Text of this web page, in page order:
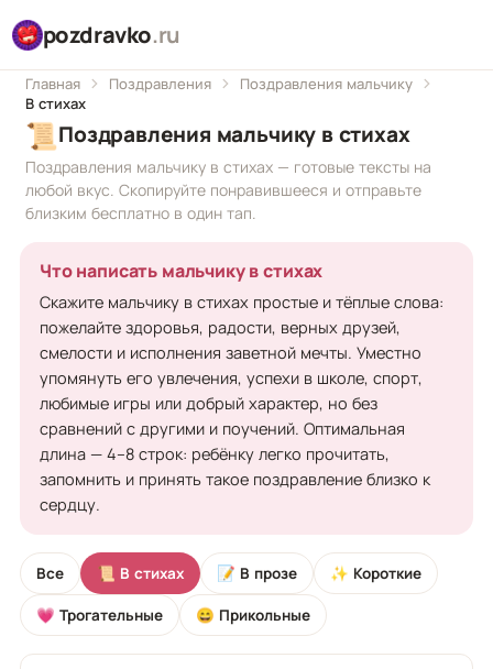
pozdravko.ru
Главная Поздравления
Поздравления мальчику
В стихах
📜Поздравления мальчику в стихах
Поздравления мальчику в стихах — готовые тексты на
любой вкус. Скопируйте понравившееся и отправьте
близким бесплатно в один тап.
Что написать мальчику в стихах
Скажите мальчику в стихах простые и тёплые слова:
пожелайте здоровья, радости, верных друзей,
смелости и исполнения заветной мечты. Уместно
упомянуть его увлечения, успехи в школе, спорт,
любимые игры или добрый характер, но без
сравнений с другими и поучений. Оптимальная
длина — 4–8 строк: ребёнку легко прочитать,
запомнить и принять такое поздравление близко к
сердцу.
Все 📜 В стихах 📝 В прозе ✨ Короткие
💗 Трогательные 😄 Прикольные